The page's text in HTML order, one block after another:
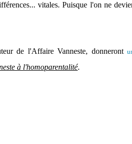
vitales. Puisque l'on ne
de l'Affaire Vanneste, donneront
à l'homoparentalité.